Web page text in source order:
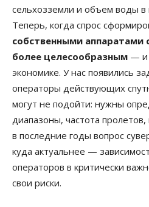
сельхозземли и объем воды
Теперь, когда спрос
собственными аппаратами
более целесообразным — и
экономике. У нас появились
операторы действующих
могут не подойти: нужны
диапазоны, частота
в последние годы вопрос
куда актуальнее —
операторов в критически
свои риски.